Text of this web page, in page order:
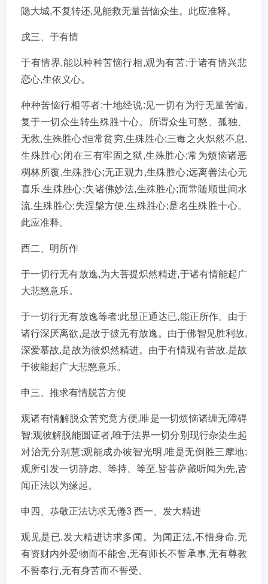
隐大城,不复转还,见能救无量苦恼众生。此应准释。
戌三、于有情
于有情界,能以种种苦恼行相,观为有苦;于诸有情兴悲
恋心,生依义心。
种种苦恼行相等者:十地经说:见一切有为行无量苦恼,
复于一切众生转生殊胜十心。所谓众生可愍、孤独、
无救,生殊胜心;恒常贫穷,生殊胜心;三毒之火炽然不息,
生殊胜心;闭在三有牢固之狱,生殊胜心;常为烦恼诸恶
稠林所覆,生殊胜心;无正观力,生殊胜心;远离善法心无
喜乐,生殊胜心;失诸佛妙法,生殊胜心;而常随顺世间水
流,生殊胜心;失涅槃方便,生殊胜心;是名生殊胜十心。
此应准释。
酉二、明所作
于一切行无有放逸,为大菩提炽然精进,于诸有情能起广
大悲愍意乐。
于一切行无有放逸等者:此显正通达已,能正所作。由于
诸行深厌离欲,是故于彼无有放逸。由于佛智见胜利故,
深爱慕故,是故为彼炽然精进。由于有情观有苦故,是故
于彼能起广大悲愍意乐。
申三、推求有情脱苦方便
观诸有情解脱众苦究竟方便,唯是一切烦恼诸缠无障碍
智;观彼解脱能圆证者,唯于法界一切分别现行杂染生起
对治无分别慧;观能成办彼智光明,唯是无倒胜三摩地;
观所引发一切静虑、等持、等至,皆菩萨藏听闻为先,皆
闻正法以为缘起。
申四、恭敬正法访求无倦3 酉一、发大精进
观见是已,发大精进访求多闻。为闻正法,不惜身命,无
有资财内外爱物而不能舍,无有师长不誓承事,无有尊教
不誓奉行,无有身苦而不誓受。